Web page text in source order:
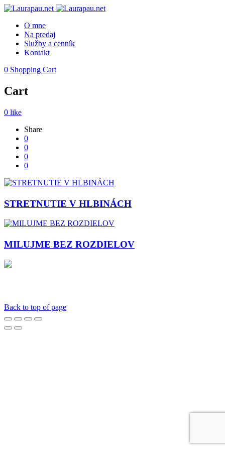
O mne
Na predaj
Služby a cenník
Kontakt
0 Shopping Cart
Cart
0 like
Share
0
0
0
0
STRETNUTIE V HLBINÁCH
MILUJME BEZ ROZDIELOV
Back to top of page